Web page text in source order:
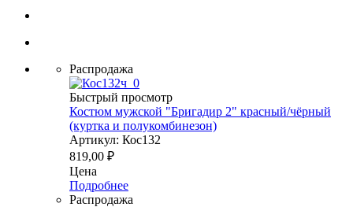
Распродажа
Быстрый просмотр
Костюм мужской "Бригадир 2" красный/чёрный
(куртка и полукомбинезон)
Артикул: Кос132
819,00 ₽
Цена
Подробнее
Распродажа